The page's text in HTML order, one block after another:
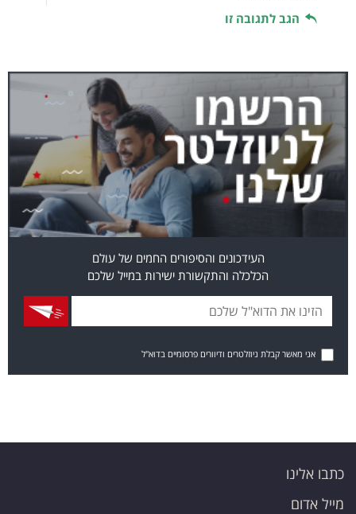
הגב לתגובה זו
העידכונים והסיפורים החמים של עולם
הכלכלה והתקשורת ישירות במייל שלכם
אני מאשר קבלת ניוזלטרים ודיוורים פרסומיים בדוא"ל
כתבו אלינו
מייל אדום